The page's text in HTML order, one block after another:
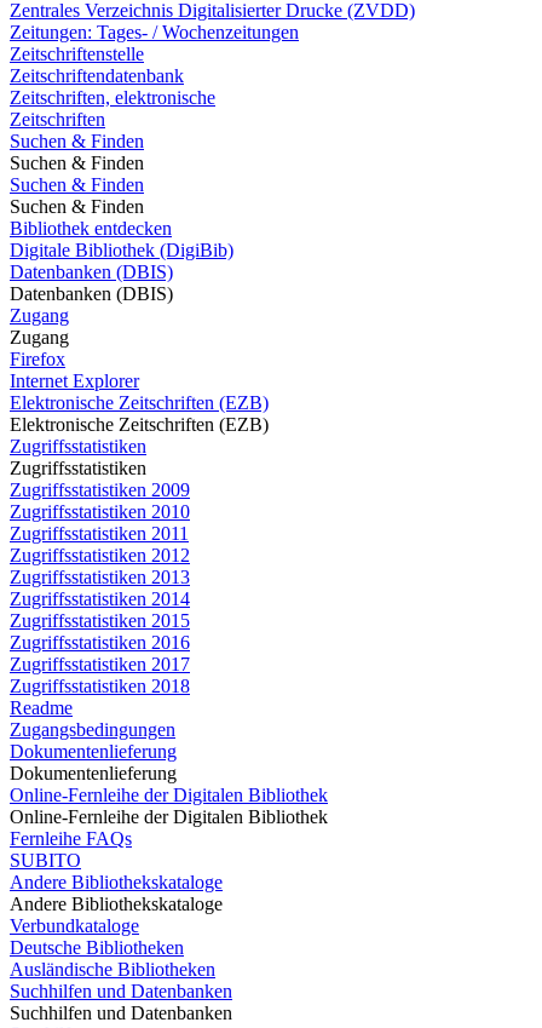
Zentrales Verzeichnis Digitalisierter Drucke (ZVDD)
Zeitungen: Tages- / Wochenzeitungen
Zeitschriftenstelle
Zeitschriftendatenbank
Zeitschriften, elektronische
Zeitschriften
Suchen & Finden
Suchen & Finden
Suchen & Finden
Suchen & Finden
Bibliothek entdecken
Digitale Bibliothek (DigiBib)
Datenbanken (DBIS)
Datenbanken (DBIS)
Zugang
Zugang
Firefox
Internet Explorer
Elektronische Zeitschriften (EZB)
Elektronische Zeitschriften (EZB)
Zugriffsstatistiken
Zugriffsstatistiken
Zugriffsstatistiken 2009
Zugriffsstatistiken 2010
Zugriffsstatistiken 2011
Zugriffsstatistiken 2012
Zugriffsstatistiken 2013
Zugriffsstatistiken 2014
Zugriffsstatistiken 2015
Zugriffsstatistiken 2016
Zugriffsstatistiken 2017
Zugriffsstatistiken 2018
Readme
Zugangsbedingungen
Dokumentenlieferung
Dokumentenlieferung
Online-Fernleihe der Digitalen Bibliothek
Online-Fernleihe der Digitalen Bibliothek
Fernleihe FAQs
SUBITO
Andere Bibliothekskataloge
Andere Bibliothekskataloge
Verbundkataloge
Deutsche Bibliotheken
Ausländische Bibliotheken
Suchhilfen und Datenbanken
Suchhilfen und Datenbanken